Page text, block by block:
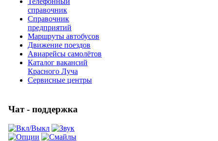
справочник
Справочник
предприятий
Маршруты автобусов
Движение поездов
Авиарейсы самолётов
Каталог вакансий
Красного Луча
Сервисные центры
Чат - поддержка